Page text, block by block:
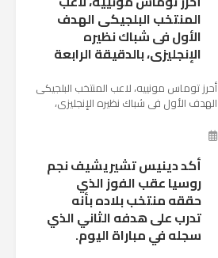
المنتخب البلجيكى الهدف
الأول فى شباك نظيره
الإنجليزى، بالدقيقة الرابعة
أحرز توماس مونييه، لاعب المنتخب البلجيكى
الهدف الأول فى شباك نظيره الإنجليزى،
بينهما حاليا على م...
أكد دينيس تشيريشيف نجم
روسيا عقب الفوز الذي
حققه منتخب بلاده بأنه
تدرب على هدفه الثاني الذي
سجله في مباراة اليوم.